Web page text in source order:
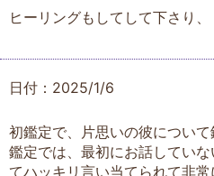
ヒーリングもしてして下さり、
日付：2025/1/6
初鑑定で、片思いの彼について
鑑定では、最初にお話してい
てハッキリ言い当てられて非